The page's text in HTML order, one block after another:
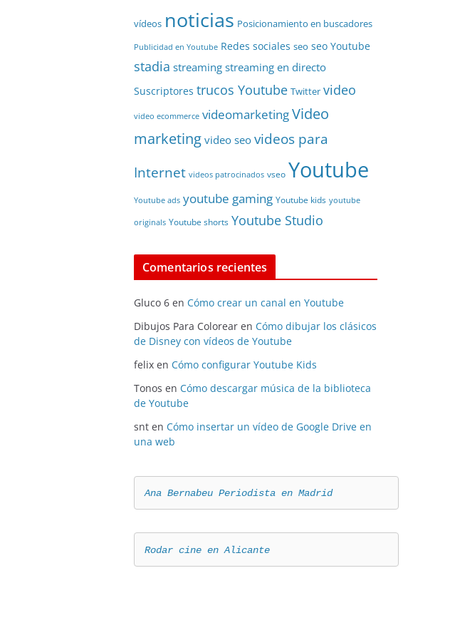
vídeos noticias Posicionamiento en buscadores
Publicidad en Youtube Redes sociales seo seo Youtube
stadia streaming streaming en directo
Suscriptores trucos Youtube Twitter video
video ecommerce videomarketingVideo
marketing video seo videos para
Internet videos patrocinados vseo Youtube
Youtube ads youtube gaming Youtube kids youtube
originals Youtube shorts Youtube Studio
Comentarios recientes
Gluco 6 en Cómo crear un canal en Youtube
Dibujos Para Colorear en Cómo dibujar los clásicos
de Disney con vídeos de Youtube
felix en Cómo configurar Youtube Kids
Tonos en Cómo descargar música de la biblioteca
de Youtube
snt en Cómo insertar un vídeo de Google Drive en
una web
Ana Bernabeu Periodista en Madrid
Rodar cine en Alicante